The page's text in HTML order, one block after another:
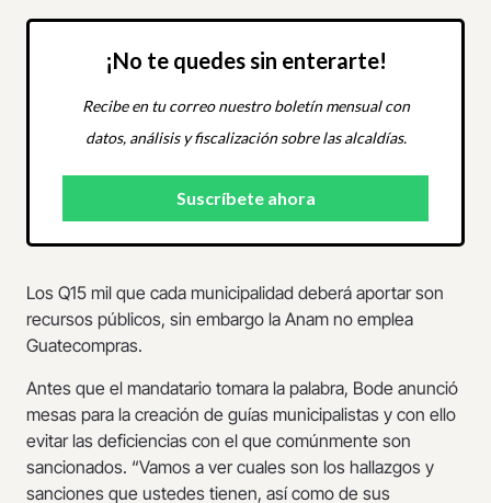
¡No te quedes sin enterarte!
Recibe en tu correo nuestro boletín mensual con
datos, análisis y fiscalización sobre las alcaldías.
Los Q15 mil que cada municipalidad deberá aportar son
recursos públicos, sin embargo la Anam no emplea
Guatecompras.
Antes que el mandatario tomara la palabra, Bode anunció
mesas para la creación de guías municipalistas y con ello
evitar las deficiencias con el que comúnmente son
sancionados. “Vamos a ver cuales son los hallazgos y
sanciones que ustedes tienen, así como de sus